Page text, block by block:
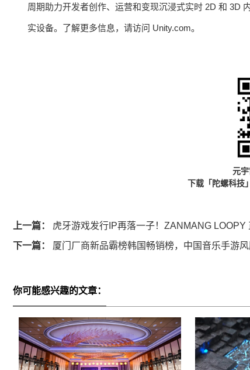
周期助力开发者创作、运营和变现沉浸式实时 2D 和 3D
实设备。了解更多信息，请访问 Unity.com。
元
下载「陀螺科技
上一篇： 虎牙游戏发行IP再落一子！ZANMANG
下一篇： 厦门厂商新品霸榜韩国畅销榜，中国音乐手游
你可能感兴趣的文章：